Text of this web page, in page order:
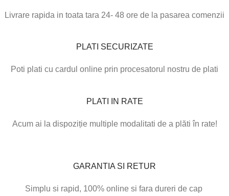
Livrare rapida in toata tara 24- 48 ore de la pasarea comenzii
PLATI SECURIZATE
Poti plati cu cardul online prin procesatorul nostru de plati
PLATI IN RATE
Acum ai la dispoziție multiple modalitati de a plăti în rate!
GARANTIA SI RETUR
Simplu si rapid, 100% online si fara dureri de cap